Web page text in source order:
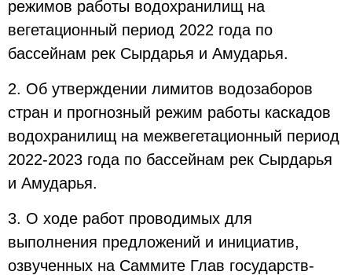
режимов работы водохранилищ на
вегетационный период 2022 года по
бассейнам рек Сырдарья и Амударья.
2. Об утверждении лимитов водозаборов
стран и прогнозный режим работы каскадов
водохранилищ на межвегетационный период
2022-2023 года по бассейнам рек Сырдарья
и Амударья.
3. О ходе работ проводимых для
выполнения предложений и инициатив,
озвученных на Саммите Глав государств-